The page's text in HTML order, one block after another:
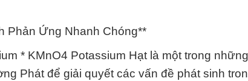
Phản Ứng Nhanh Chóng**
* KMnO4 Potassium Hạt là một trong
Phát để giải quyết các vấn đề phát sinh